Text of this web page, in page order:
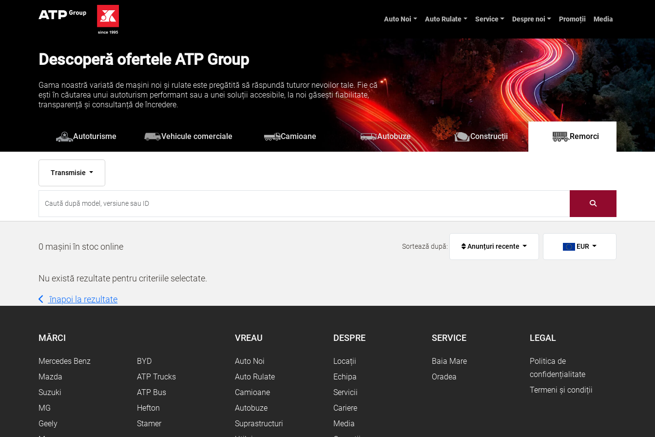
Auto Noi Auto Rulate Service Despre noi Promoții Media
Descoperă ofertele ATP Group
Gama noastră variată de mașini noi și rulate este pregătită să răspundă tuturor nevoilor tale. Fie că
ești în căutarea unui autoturism performant sau a unei soluții accesibile, la noi găsești fiabilitate,
transparență și consultanță de încredere.
Autoturisme Vehicule comerciale Camioane Autobuze Construcții Remorci
Transmisie
0 mașini în stoc online Sortează după: Anunțuri recente EUR
Nu există rezultate pentru criteriile selectate.
înapoi la rezultate
MĂRCI
Mercedes Benz
Mazda
Suzuki
MG
Geely
BYD
ATP Trucks
ATP Bus
Hefton
Stamer
VREAU
Auto Noi
Auto Rulate
Camioane
Autobuze
Suprastructuri
DESPRE
Locații
Echipa
Servicii
Cariere
Media
SERVICE
Baia Mare
Oradea
LEGAL
Politica de
confidențialitate
Termeni și condiții